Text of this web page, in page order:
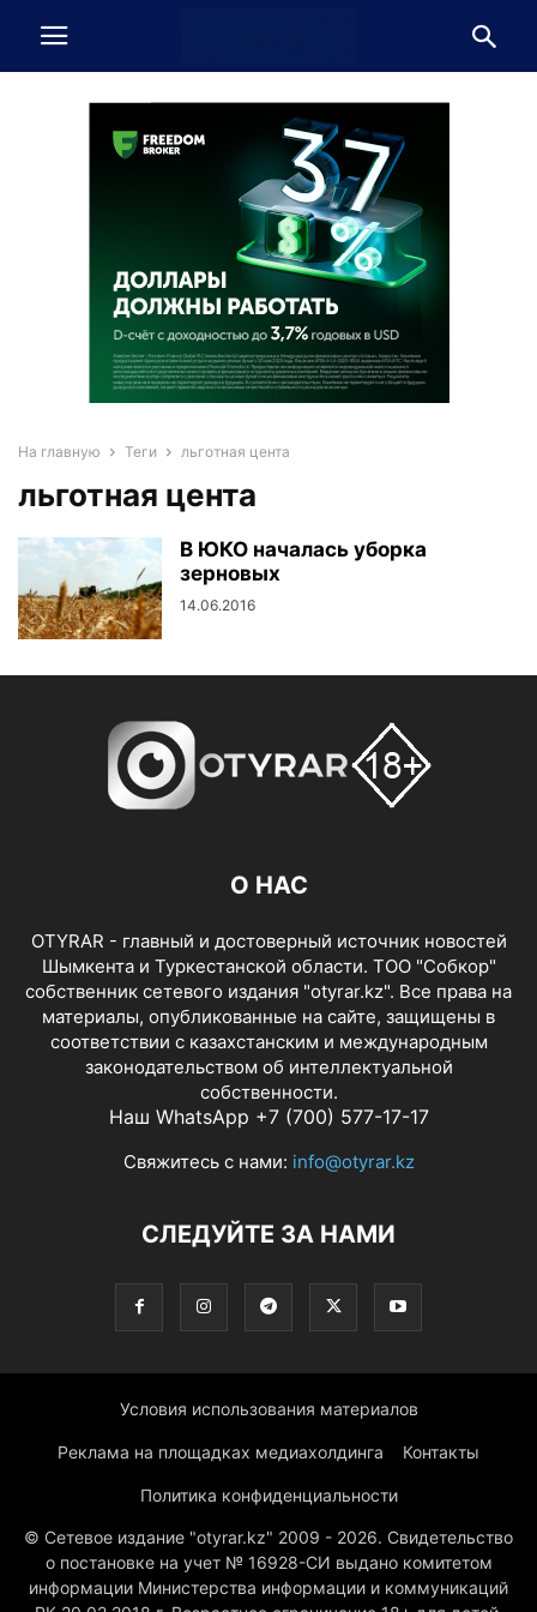
На главную Теги льготная цента
льготная цента
В ЮКО началась уборка
зерновых
14.06.2016
О НАС
OTYRAR - главный и достоверный источник новостей
Шымкента и Туркестанской области. ТОО "Собкор"
собственник сетевого издания "otyrar.kz". Все права на
материалы, опубликованные на сайте, защищены в
соответствии с казахстанским и международным
законодательством об интеллектуальной
собственности.
Наш WhatsApp +7 (700) 577-17-17
Свяжитесь с нами: info@otyrar.kz
СЛЕДУЙТЕ ЗА НАМИ
Условия использования материалов
Реклама на площадках медиахолдинга Контакты
Политика конфиденциальности
© Сетевое издание "otyrar.kz" 2009 - 2026. Свидетельство
о постановке на учет № 16928-СИ выдано комитетом
информации Министерства информации и коммуникаций